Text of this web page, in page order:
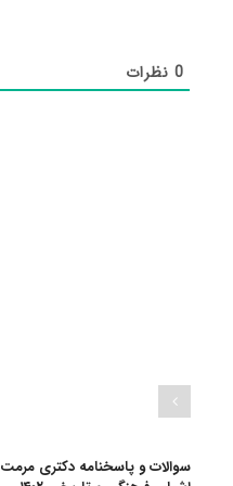
0نظرات
سوالات و پاسخنامه دکتری مرمت